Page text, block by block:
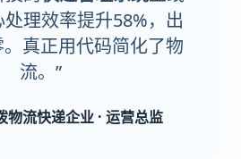
理效率提升58%，出
真正用代码简化了物
流。”
流快递企业 · 运营总监